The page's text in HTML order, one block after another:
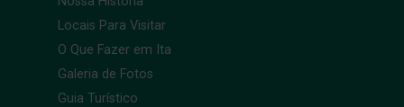
Locais Para Visitar
O Que Fazer em Ita
Galeria de Fotos
Guia Turístico